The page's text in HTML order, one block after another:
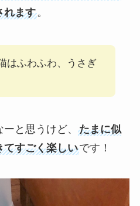
れます。
はふわふわ、うさぎ
と思うけど、 たまに似
てすごく楽しいです！